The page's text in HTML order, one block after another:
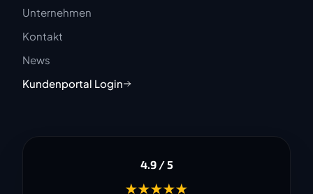
Unternehmen
Kontakt
News
Kundenportal Login
4.9 / 5
★★★★★